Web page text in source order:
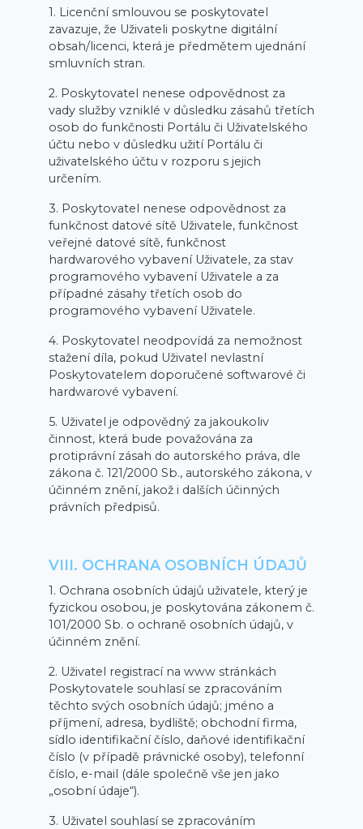
1. Licenční smlouvou se poskytovatel
zavazuje, že Uživateli poskytne digitální
obsah/licenci, která je předmětem ujednání
smluvních stran.
2. Poskytovatel nenese odpovědnost za
vady služby vzniklé v důsledku zásahů třetích
osob do funkčnosti Portálu či Uživatelského
účtu nebo v důsledku užití Portálu či
uživatelského účtu v rozporu s jejich
určením.
3. Poskytovatel nenese odpovědnost za
funkčnost datové sítě Uživatele, funkčnost
veřejné datové sítě, funkčnost
hardwarového vybavení Uživatele, za stav
programového vybavení Uživatele a za
případné zásahy třetích osob do
programového vybavení Uživatele.
4. Poskytovatel neodpovídá za nemožnost
stažení díla, pokud Uživatel nevlastní
Poskytovatelem doporučené softwarové či
hardwarové vybavení.
5. Uživatel je odpovědný za jakoukoliv
činnost, která bude považována za
protiprávní zásah do autorského práva, dle
zákona č. 121/2000 Sb., autorského zákona, v
účinném znění, jakož i dalších účinných
právních předpisů.
VIII. OCHRANA OSOBNÍCH ÚDAJŮ
1. Ochrana osobních údajů uživatele, který je
fyzickou osobou, je poskytována zákonem č.
101/2000 Sb. o ochraně osobních údajů, v
účinném znění.
2. Uživatel registrací na www stránkách
Poskytovatele souhlasí se zpracováním
těchto svých osobních údajů; jméno a
příjmení, adresa, bydliště; obchodní firma,
sídlo identifikační číslo, daňové identifikační
číslo (v případě právnické osoby), telefonní
číslo, e-mail (dále společně vše jen jako
„osobní údaje“).
3. Uživatel souhlasí se zpracováním